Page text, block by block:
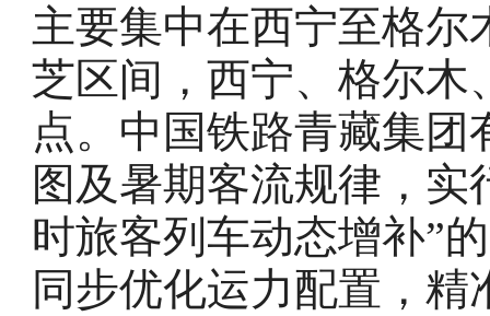
主要集中在西宁至格尔
芝区间，西宁、格尔木
点。中国铁路青藏集
图及暑期客流规律，
时旅客列车动态增补”
同步优化运力配置，